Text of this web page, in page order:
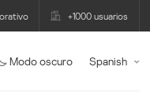
+1000 usuarios
Modo oscuro Spanish